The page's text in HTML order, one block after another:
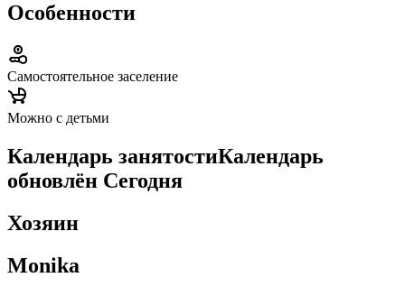
Особенности
Самостоятельное заселение
Можно с детьми
Календарь занятостиКалендарь
обновлён Сегодня
Хозяин
Monika